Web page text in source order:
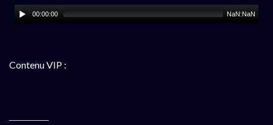
00:00:00 NaN:NaN
Contenu VIP :